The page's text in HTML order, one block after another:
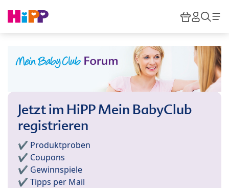
HiPP
Jetzt im HiPP Mein BabyClub
registrieren
✔️ Produktproben
✔️ Coupons
✔️ Gewinnspiele
✔️ Tipps per Mail